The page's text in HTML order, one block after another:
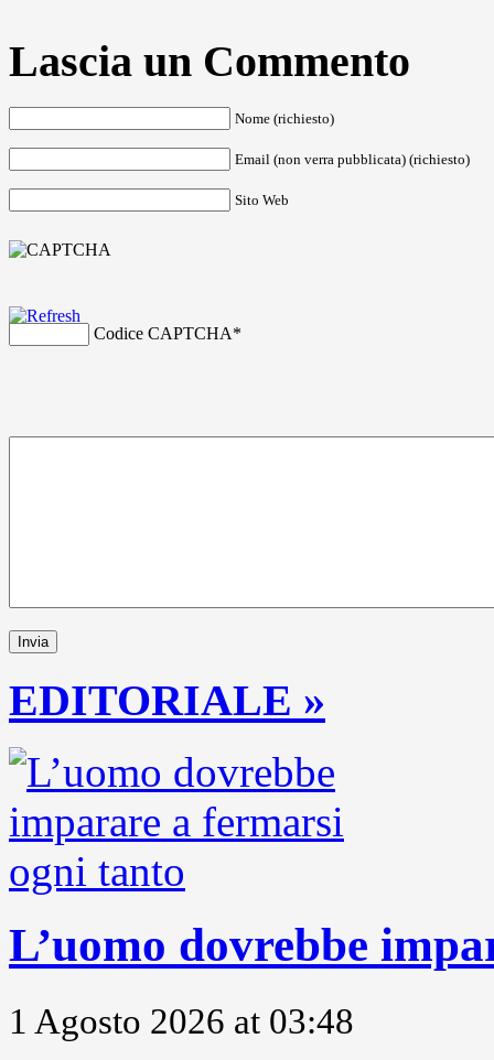
Lascia un Commento
Nome (richiesto)
Email (non verra pubblicata) (richiesto)
Sito Web
Codice CAPTCHA*
EDITORIALE »
L’uomo dovrebbe
1 Agosto 2026 at 03:48